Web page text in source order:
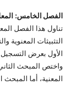
الفصل الخامس:
تناول هذا الفصل
التثبيثات المعنوية
الأول بعرض التسجيل
واختص المبحث
المعنية، أما